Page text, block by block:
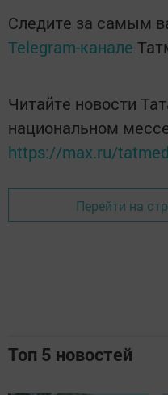
Следите за самым
Telegram-канале
Читайте новости
национальном
https://max.ru/
Перейти на
Топ 5 новостей